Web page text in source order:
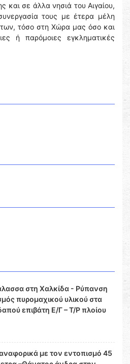
και σε άλλα νησιά του Αιγαίου,
τους με έτερα μέλη
τόσο στη Χώρα μας όσο και
ή παρόμοιες εγκληματικές
στη Χαλκίδα - Ρύπανση
πυρομαχικού υλικού στα
επιβάτη Ε/Γ – Τ/Ρ πλοίου
με τον εντοπισμό 45